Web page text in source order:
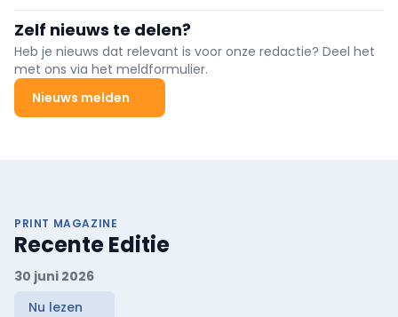
gezondheidszorg.
Zelf nieuws te delen?
Heb je nieuws dat relevant is voor onze redactie? Deel het
met ons via het meldformulier.
Nieuws melden
PRINT MAGAZINE
Recente Editie
30 juni 2026
Nu lezen